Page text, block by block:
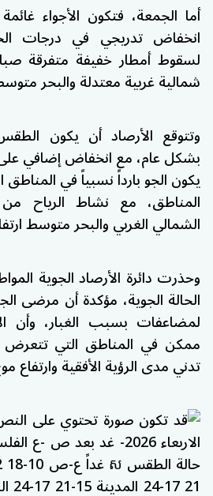
أما الجمعة، فتكون الأجواء
انخفاض تدريجي في درجات
لسقوط أمطار خفيفة متفرقة
شمالية غربية معتدلة والبحر
وتتوقع الأرصاد أن يكون
بشكل عام، مع انخفاض إضافي
يكون الجو بارداً نسبياً في المناطق
المناطق، مع نشاط الرياح
الشمالي الغربي والبحر متوسط
وحذرت دائرة الأرصاد الجوية
الحالة الجوية، مؤكدة أن مرضى
لمضاعفات بسبب الغبار، وأن
ممكن في المناطق التي
تدني مدى الرؤية الأفقية وارتفاع